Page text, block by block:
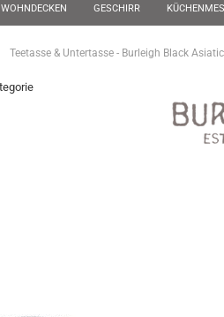
WOHNDECKEN GESCHIRR
Teetasse & Untertasse - Burleigh Black